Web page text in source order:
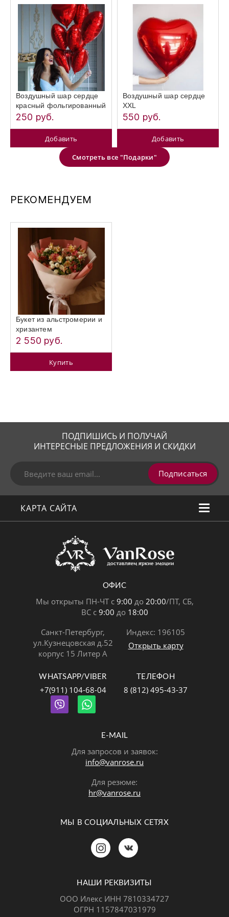
Воздушный шар сердце
красный фольгированный
250 руб.
Добавить
Воздушный шар сердце
XXL
550 руб.
Добавить
Смотреть все "Подарки"
РЕКОМЕНДУЕМ
Букет из альстромерии и
хризантем
2 550 руб.
Купить
ПОДПИШИСЬ И ПОЛУЧАЙ
ИНТЕРЕСНЫЕ ПРЕДЛОЖЕНИЯ И СКИДКИ
Подписаться
КАРТА САЙТА
ОФИС
Мы открыты ПН-ЧТ с 9:00 до 20:00/ПТ, СБ,
ВС с 9:00 до 18:00
Санкт-Петербург,
ул.Кузнецовская д.52
корпус 15 Литер А
Индекс: 196105
Открыть карту
WHATSAPP/VIBER
+7(911) 104-68-04
ТЕЛЕФОН
8 (812) 495-43-37
E-MAIL
Для запросов и заявок:
info@vanrose.ru
Для резюме:
hr@vanrose.ru
МЫ В СОЦИАЛЬНЫХ СЕТЯХ
НАШИ РЕКВИЗИТЫ
ООО Илекс ИНН 7810334727
ОГРН 1157847031979
Позвонить Telegram